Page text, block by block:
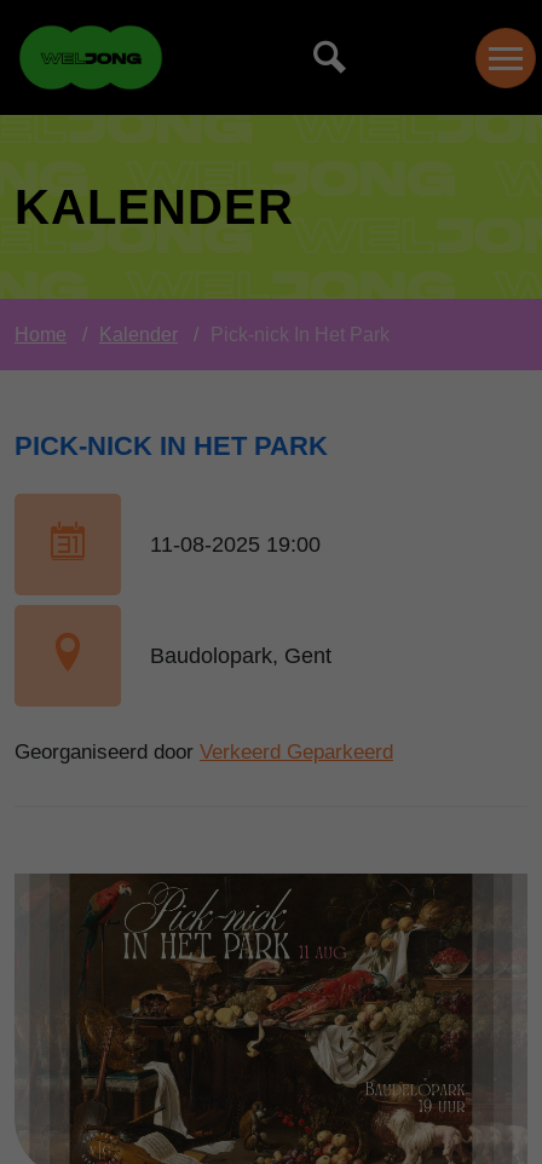
KALENDER
Home Kalender Pick-nick In Het Park
PICK-NICK IN HET PARK
11-08-2025 19:00
Baudolopark, Gent
Georganiseerd door Verkeerd Geparkeerd